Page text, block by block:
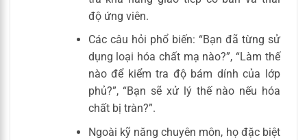
độ ứng viên.
Các câu hỏi phổ biến: “Bạn đã từng sử
dụng loại hóa chất mạ nào?”, “Làm thế
nào để kiểm tra độ bám dính của lớp
phủ?”, “Bạn sẽ xử lý thế nào nếu hóa
chất bị tràn?”.
Ngoài kỹ năng chuyên môn, họ đặc biệt